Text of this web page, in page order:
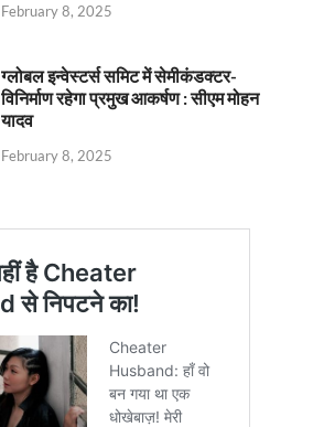
February 8, 2025
ग्लोबल इन्वेस्टर्स समिट में सेमीकंडक्टर-
विनिर्माण रहेगा प्रमुख आकर्षण : सीएम मोहन
यादव
February 8, 2025